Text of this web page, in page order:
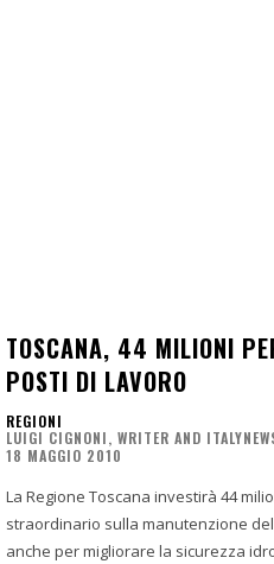
TOSCANA, 44 MILIONI
POSTI DI LAVORO
REGIONI
LUIGI CIGNONI, WRITER AND
18 MAGGIO 2010
La Regione Toscana investirà 44
straordinario sulla manutenzione
anche per migliorare la sicurezza